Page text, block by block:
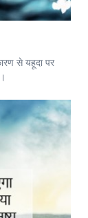
से यहूदा पर